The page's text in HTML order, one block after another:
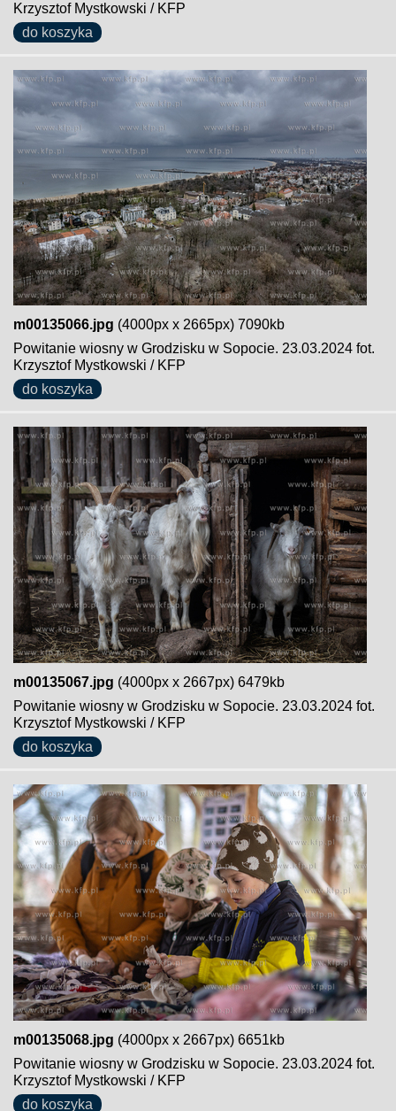
Krzysztof Mystkowski / KFP
do koszyka
m00135066.jpg (4000px x 2665px) 7090kb
Powitanie wiosny w Grodzisku w Sopocie. 23.03.2024 fot.
Krzysztof Mystkowski / KFP
do koszyka
m00135067.jpg (4000px x 2667px) 6479kb
Powitanie wiosny w Grodzisku w Sopocie. 23.03.2024 fot.
Krzysztof Mystkowski / KFP
do koszyka
m00135068.jpg (4000px x 2667px) 6651kb
Powitanie wiosny w Grodzisku w Sopocie. 23.03.2024 fot.
Krzysztof Mystkowski / KFP
do koszyka